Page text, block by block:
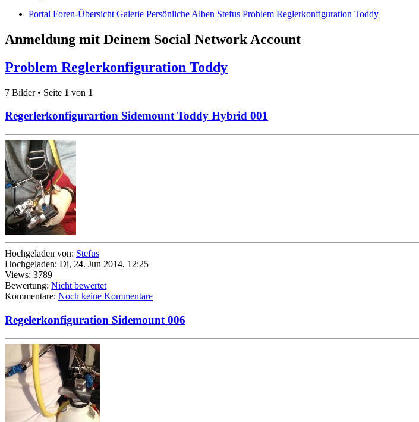
Portal Foren-Übersicht Galerie Persönliche Alben Stefus Problem Reglerkonfiguration Toddy
Anmeldung mit Deinem Social Network Account
Problem Reglerkonfiguration Toddy
7 Bilder • Seite 1 von 1
Regerlerkonfigurartion Sidemount Toddy Hybrid 001
Hochgeladen von: Stefus
Hochgeladen: Di, 24. Jun 2014, 12:25
Views: 3789
Bewertung: Nicht bewertet
Kommentare: Noch keine Kommentare
Regelerkonfiguration Sidemount 006